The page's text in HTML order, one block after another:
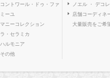
コントワール・ドゥ・ファ
ミーユ
マニーコレクション
ラ・セラミカ
ハルモニア
その他
ノエル ・ デコ
店舗コーディネ
大量販売をご希